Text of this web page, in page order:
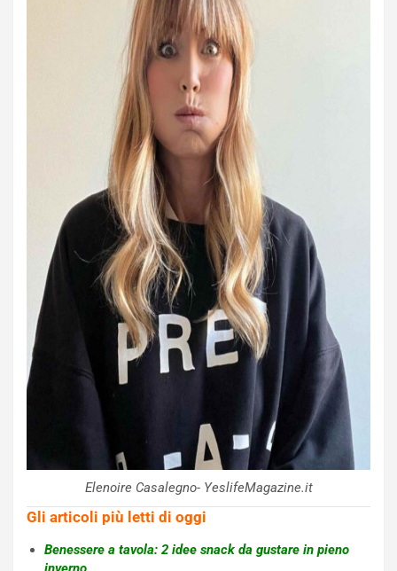
Elenoire Casalegno- YeslifeMagazine.it
Gli articoli più letti di oggi
Benessere a tavola: 2 idee snack da gustare in pieno